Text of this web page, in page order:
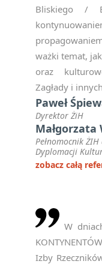
Bliskiego /
ważki temat,
oraz
Zagłady i
Paweł
Dyrektor ŻiH
Małgorzata
Pełnomocnik
Dyplomacji
zobacz całą
W
Izby